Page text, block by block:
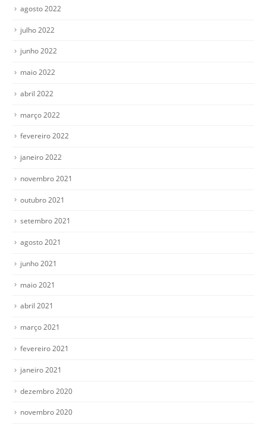
agosto 2022
julho 2022
junho 2022
maio 2022
abril 2022
março 2022
fevereiro 2022
janeiro 2022
novembro 2021
outubro 2021
setembro 2021
agosto 2021
junho 2021
maio 2021
abril 2021
março 2021
fevereiro 2021
janeiro 2021
dezembro 2020
novembro 2020